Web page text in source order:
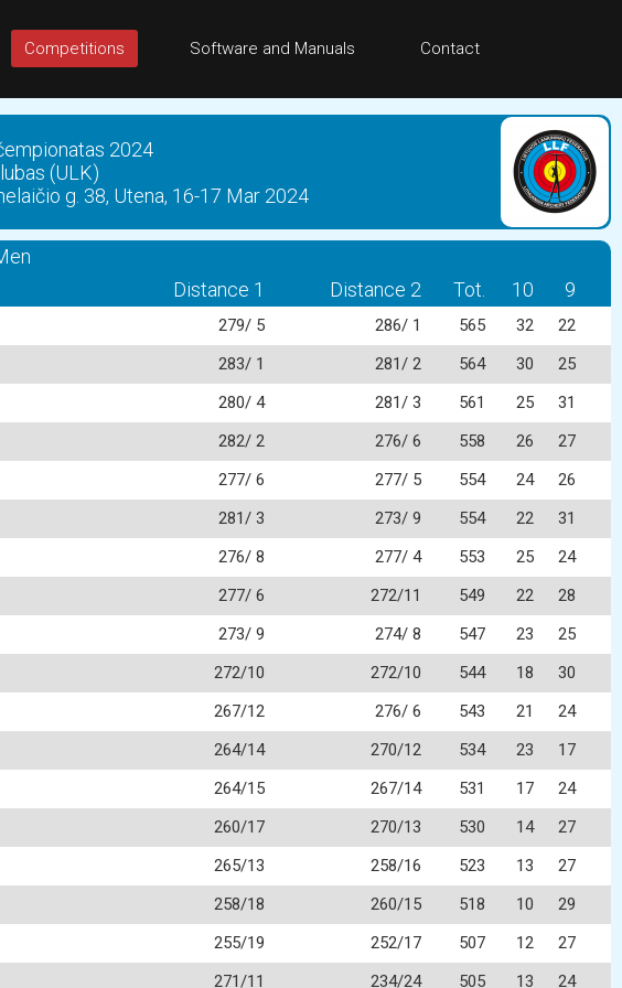
Competitions Software and Manuals Contact
2024
(ULK)
g. 38, Utena, 16-17 Mar 2024
Distance 1 Distance 2 Tot. 10 9
279/ 5 286/ 1 565 32
22
283/ 1 281/ 2 564 30
25
280/ 4 281/ 3 561 25
31
282/ 2 276/ 6 558 26
27
277/ 6 277/ 5 554 24
26
281/ 3 273/ 9 554 22
31
276/ 8 277/ 4 553 25
24
277/ 6 272/11 549 22
28
273/ 9 274/ 8 547 23
25
272/10 272/10 544 18
30
267/12 276/ 6 543 21
24
264/14 270/12 534 23
17
264/15 267/14 531 17
24
260/17 270/13 530 14
27
265/13 258/16 523 13
27
258/18 260/15 518 10
29
255/19 252/17 507 12
27
271/11 234/24 505 13 24